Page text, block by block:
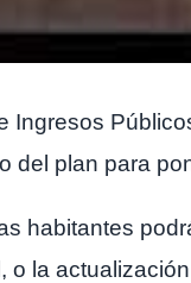
Ingresos
del plan para
habitantes
, o la